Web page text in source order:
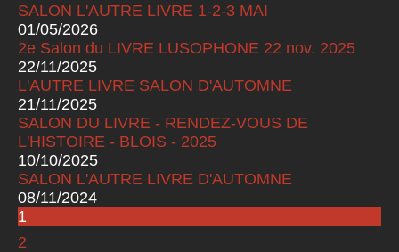
SALON L'AUTRE LIVRE 1-2-3 MAI
01/05/2026
2e Salon du LIVRE LUSOPHONE 22 nov. 2025
22/11/2025
L'AUTRE LIVRE SALON D'AUTOMNE
21/11/2025
SALON DU LIVRE - RENDEZ-VOUS DE
L'HISTOIRE - BLOIS - 2025
10/10/2025
SALON L'AUTRE LIVRE D'AUTOMNE
08/11/2024
Pages
1
2